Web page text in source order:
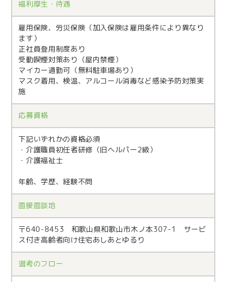
福利厚生・ 待遇
雇用保険、労災保険（加入保険は雇用条件により異なり
ます）
正社員登用制度あり
受動喫煙対策あり（屋内禁煙）
マイカー通勤可（無料駐車場あり）
マスク着用、検温、アルコール消毒など感染予防対策実
施
応募資格
下記いずれかの資格必須
・介護職員初任者研修（旧ヘルパー2級）
・介護福祉士
年齢、学歴、経験不問
面接面談地
〒640-8453 和歌山県和歌山市木ノ本307-1 サービ
ス付き高齢者向け住宅あしあとゆるり
選考のフロー